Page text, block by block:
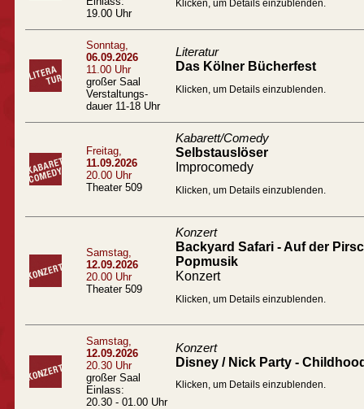
19.00 Uhr
Klicken, um Details einzublenden.
Sonntag,
06.09.2026
11.00 Uhr
großer Saal
Verstaltungs-
dauer 11-18 Uhr
Literatur
Das Kölner Bücherfest
Klicken, um Details einzublenden.
Freitag,
11.09.2026
20.00 Uhr
Theater 509
Kabarett/Comedy
Selbstauslöser
Improcomedy
Klicken, um Details einzublenden.
Samstag,
12.09.2026
20.00 Uhr
Theater 509
Konzert
Backyard Safari - Auf der
Popmusik
Konzert
Klicken, um Details einzublenden.
Samstag,
12.09.2026
20.30 Uhr
großer Saal
Einlass:
20.30 - 01.00 Uhr
Konzert
Disney / Nick Party -
Klicken, um Details einzublenden.